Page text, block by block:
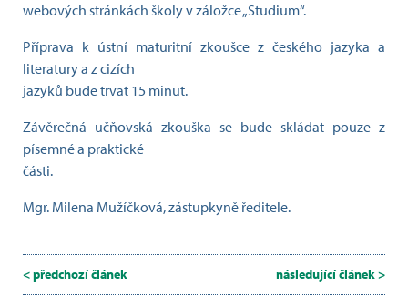
webových stránkách školy v záložce „Studium“.
Příprava k ústní maturitní zkoušce z českého jazyka a
literatury a z cizích
jazyků bude trvat 15 minut.
Závěrečná učňovská zkouška se bude skládat pouze z
písemné a praktické
části.
Mgr. Milena Mužíčková, zástupkyně ředitele.
< předchozí článek následující článek >